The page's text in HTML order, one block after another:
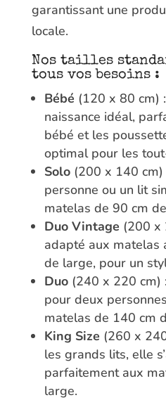
garantissant une
locale.
Nos tailles
tous vos besoins :
Bébé (120 x 80 cm)
naissance idéal,
bébé et les
optimal pour les
Solo(200 x 140 cm)
personne ou un lit
matelas de 90 cm
Duo Vintage (200 x
adapté aux matelas
de large, pour un
Duo(240 x 220 cm)
pour deux
matelas de 140 cm
King Size (260 x
les grands lits, elle
parfaitement aux
large.